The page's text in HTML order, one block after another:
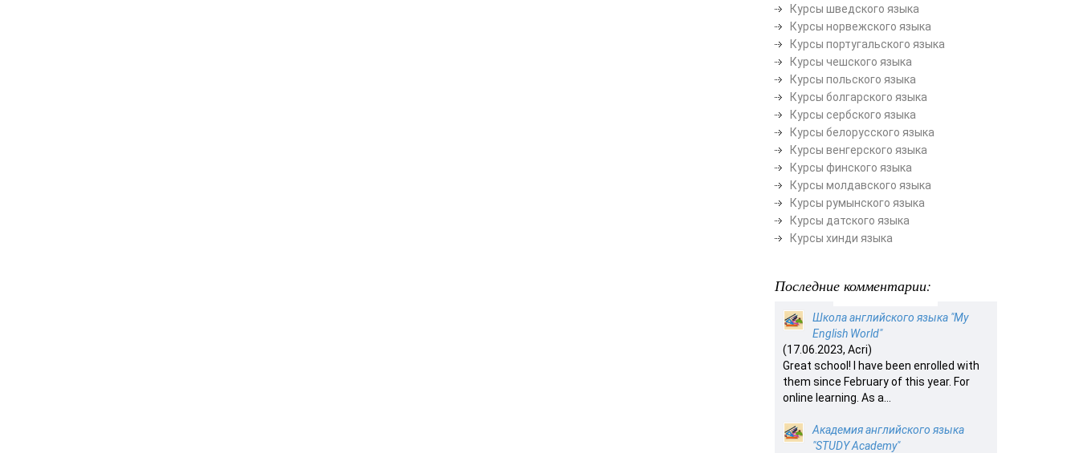
Курсы шведского языка
Курсы норвежского языка
Курсы португальского языка
Курсы чешского языка
Курсы польского языка
Курсы болгарского языка
Курсы сербского языка
Курсы белорусского языка
Курсы венгерского языка
Курсы финского языка
Курсы молдавского языка
Курсы румынского языка
Курсы датского языка
Курсы хинди языка
Последние комментарии:
Школа английского языка "My
English World"
(17.06.2023, Acri)
Great school! I have been enrolled with
them since February of this year. For
online learning. As a...
Академия английского языка
"STUDY Academy"